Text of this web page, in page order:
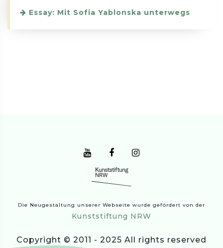
Essay: Mit Sofia Yablonska unterwegs
Die Neugestaltung unserer Webseite wurde gefördert von der
Kunststiftung NRW
Copyright © 2011 - 2025 All rights reserved